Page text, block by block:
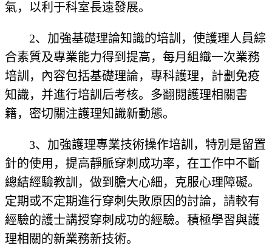
氣，以利于科室長遠發展。
2、加強基礎理論知識的培訓，使護理人員綜
合素質及專業能力得到提高，每月組織一次業務
培訓，內容包括基礎理論，專科護理，計劃免疫
知識，并進行培訓后考核。多翻閱護理相關書
籍，密切關注護理知識新動態。
3、加強護理專業技術操作培訓，特別是留置
針的使用，提高靜脈穿刺成功率，在工作中不斷
總結經驗教訓，做到膽大心細，克服心理障礙。
定期或不定期進行穿刺失敗原因的討論，請較有
經驗的護士講授穿刺成功的經驗。積極學習與護
理相關的新業務新技術。